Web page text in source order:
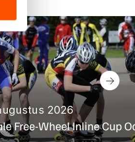
2026
Free-Wheel Inline Cup